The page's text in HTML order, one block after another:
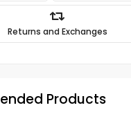
Returns and Exchanges
Products